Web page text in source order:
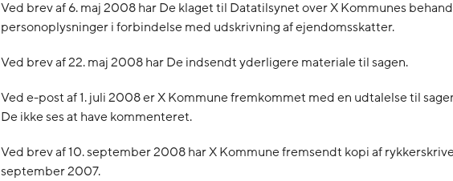
Ved brev af 6. maj 2008 har De klaget til Datatilsynet over X Kommunes
personoplysninger i forbindelse med udskrivning af ejendomsskatter.
Ved brev af 22. maj 2008 har De indsendt yderligere materiale til sagen.
Ved e-post af 1. juli 2008 er X Kommune fremkommet med en udtalelse til
De ikke ses at have kommenteret.
Ved brev af 10. september 2008 har X Kommune fremsendt kopi af
september 2007.